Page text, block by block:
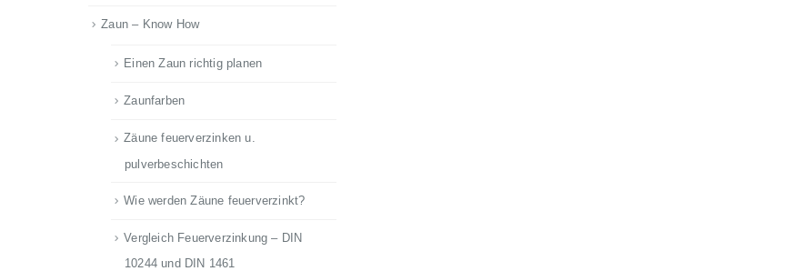
Zaun – Know How
Einen Zaun richtig planen
Zaunfarben
Zäune feuerverzinken u.
pulverbeschichten
Wie werden Zäune feuerverzinkt?
Vergleich Feuerverzinkung – DIN
10244 und DIN 1461